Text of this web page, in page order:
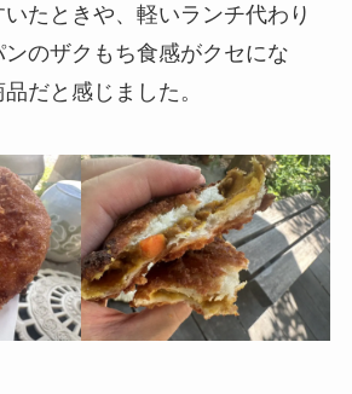
たときや、軽いランチ代わり
のザクもち食感がクセにな
だと感じました。